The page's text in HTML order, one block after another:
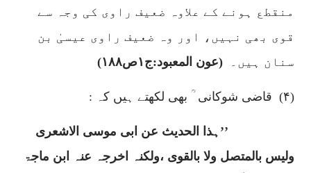
منقطع ہونے کے علاوہ ضعیف راوی کی وجہ سے
قوی بھی نہیں، اور وہ ضعیف راوی عیسیٰ بن
سنان ہیں۔
(عون المعبود:ج ۱ص۱۸۸)
(۴) قاضی شوکانی ؒ بھی لکھتے ہیں کہ :
’’ہذا الحدیث عن ابی موسی الاشعری
ولیس بالمتصل ولا بالقوی ،ولکنہ اخرجہ عنہ ابن ماجۃ